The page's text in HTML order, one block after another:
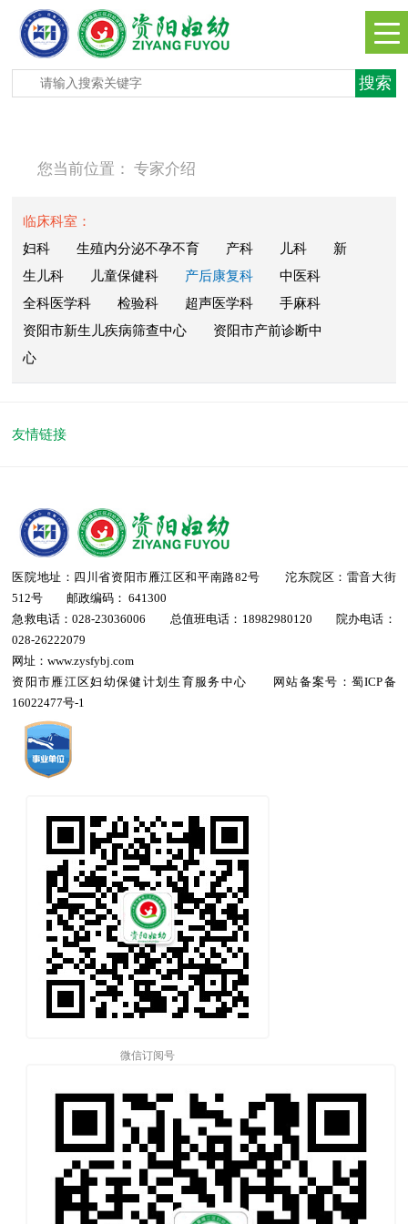
您当前位置：专家介绍
临床科室：
妇科
生殖内分泌不孕不育 产科 儿科
新
生儿科
儿童保健科 产后康复科
中医科
全科医学科
检验科 超声医学科
手麻科
资阳市新生儿疾病筛查中心
资阳市产前诊断中
心
友情链接
医院地址：四川省资阳市雁江区和平南路82号 沱东院区：雷音大街
512号 邮政编码： 641300
急救电话：028-23036006 总值班电话：18982980120 院办电话：
028-26222079
网址：www.zysfybj.com
资阳市雁江区妇幼保健计划生育服务中心 网站备案号： 蜀ICP备
16022477号-1
微信订阅号